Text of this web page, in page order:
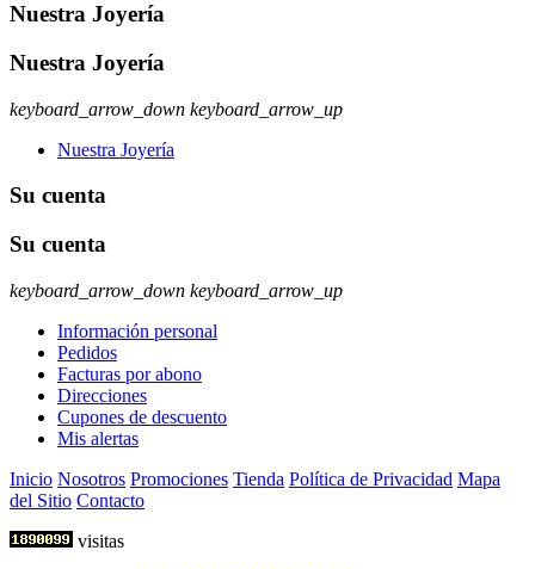
Nuestra Joyería
Nuestra Joyería
keyboard_arrow_down keyboard_arrow_up
Nuestra Joyería
Su cuenta
Su cuenta
keyboard_arrow_down keyboard_arrow_up
Información personal
Pedidos
Facturas por abono
Direcciones
Cupones de descuento
Mis alertas
Inicio Nosotros Promociones Tienda Política de Privacidad Mapa
del Sitio Contacto
visitas